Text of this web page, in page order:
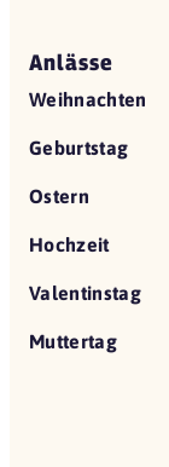
Anlässe
Weihnachten
Geburtstag
Ostern
Hochzeit
Valentinstag
Muttertag